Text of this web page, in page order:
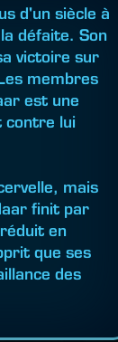
d'un siècle à
défaite. Son
victoire sur
membres
est une
contre lui
mais
finit par
en
que ses
des